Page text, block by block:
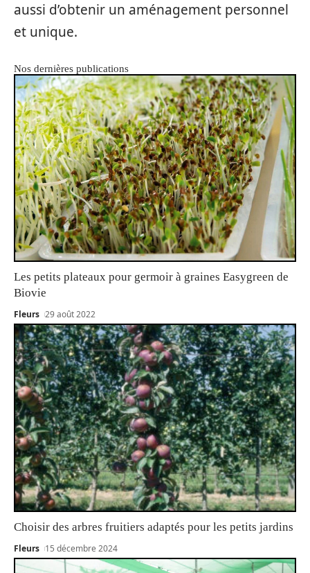
aussi d’obtenir un aménagement personnel
et unique.
Nos dernières publications
Les petits plateaux pour germoir à graines Easygreen de
Biovie
Fleurs 29 août 2022
Choisir des arbres fruitiers adaptés pour les petits jardins
Fleurs 15 décembre 2024